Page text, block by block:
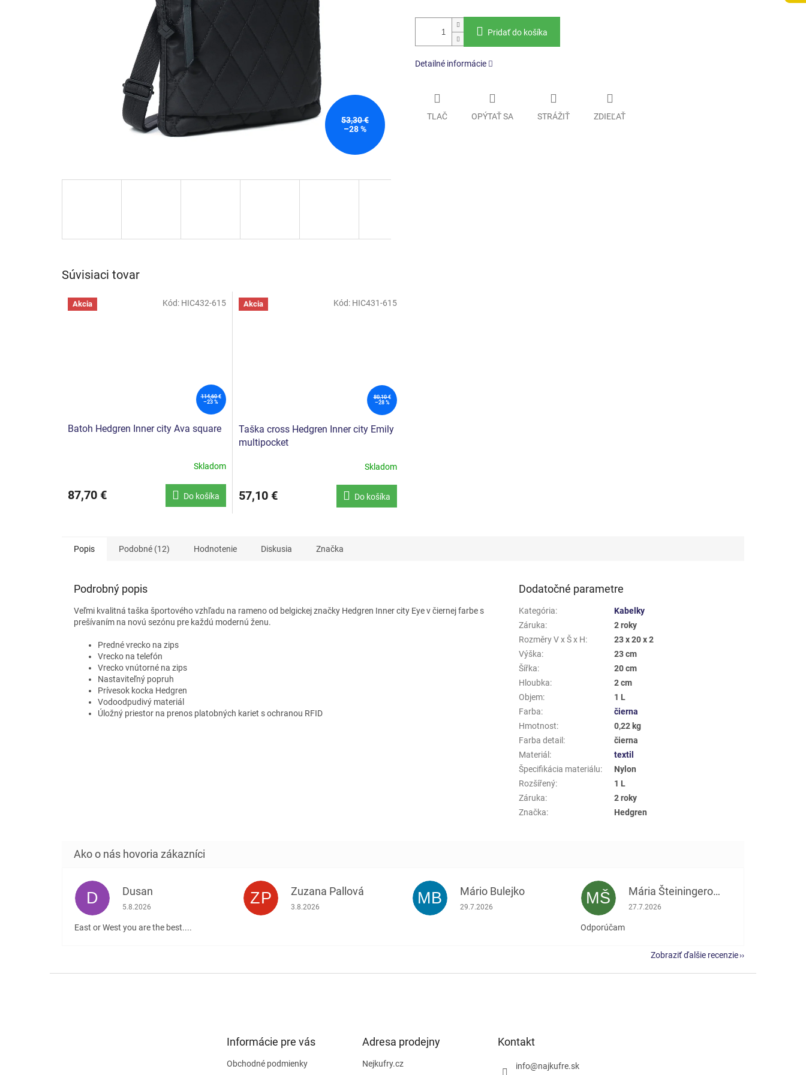
53,30 €
–28 %
Pridať do košíka
Detailné informácie
TLAČ OPÝTAŤ SA STRÁŽIŤ ZDIEĽAŤ
Súvisiaci tovar
Akcia
114,60 €
–23 %
Batoh Hedgren Inner city Ava square
Skladom
87,70 € Do košíka
Kód: HIC432-615 Akcia
80,10 €
–28 %
Taška cross Hedgren Inner city Emily
multipocket
Skladom
57,10 € Do košíka
Kód: HIC431-615
Popis Podobné (12) Hodnotenie Diskusia Značka
Podrobný popis
Veľmi kvalitná taška športového vzhľadu na rameno od belgickej značky Hedgren Inner city Eyev čiernej farbe s
prešívaním na novú sezónu pre každú modernú ženu.
Predné vrecko na zips
Vrecko na telefón
Vrecko vnútorné na zips
Nastaviteľný popruh
Prívesok kocka Hedgren
Vodoodpudivý materiál
Úložný priestor na prenos platobných kariet s ochranou RFID
Dodatočné parametre
Kategória:
Kabelky
Záruka:
2 roky
Rozměry V x Š x H:
23 x 20 x 2
Výška:
23 cm
Šířka:
20 cm
Hloubka:
2 cm
Objem:
1 L
Farba:
čierna
Hmotnost:
0,22 kg
Farba detail:
čierna
Materiál:
textil
Špecifikácia materiálu:
Nylon
Rozšířený:
1 L
Záruka:
2 roky
Značka: Hedgren
D Dusan
Hodnotenie obchodu je 5 z 5 hviezdičiek.
5.8.2026
East or West you are the best....
ZP Zuzana Pallová
Hodnotenie obchodu je 5 z 5 hviezdičiek.
3.8.2026 MB Mário Bulejko
Hodnotenie obchodu je 5 z 5 hviezdičiek.
29.7.2026 MŠ Mária Šteiningerová
Hodnotenie obchodu je 5 z 5 hviezdičiek.
27.7.2026
Odporúčam
Zobraziť ďalšie recenzie
Informácie pre vás
Obchodné podmienky
Adresa prodejny
Nejkufry.cz
Kontakt
info@najkufre.sk